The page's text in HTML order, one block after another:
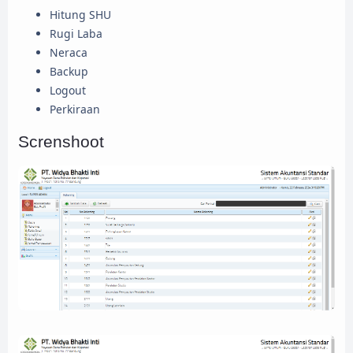
Hitung SHU
Rugi Laba
Neraca
Backup
Logout
Perkiraan
Screnshoot